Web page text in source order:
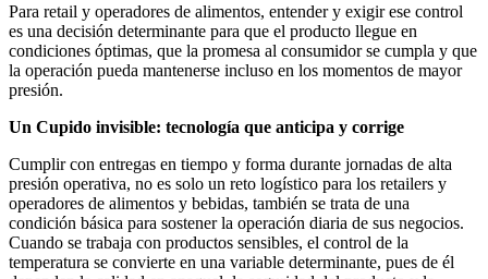
Para retail y operadores de alimentos, entender y exigir ese control
es una decisión determinante para que el producto llegue en
condiciones óptimas, que la promesa al consumidor se cumpla y que
la operación pueda mantenerse incluso en los momentos de mayor
presión.
Un Cupido invisible: tecnología que anticipa y corrige
Cumplir con entregas en tiempo y forma durante jornadas de alta
presión operativa, no es solo un reto logístico para los retailers y
operadores de alimentos y bebidas, también se trata de una
condición básica para sostener la operación diaria de sus negocios.
Cuando se trabaja con productos sensibles, el control de la
temperatura se convierte en una variable determinante, pues de él